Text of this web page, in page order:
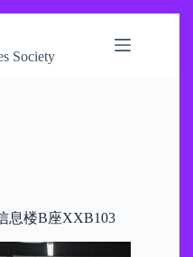
Society
息楼B座XXB103